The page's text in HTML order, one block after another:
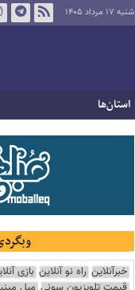
شنبه ۱۷ مرداد ۱۴۰۵
استان‌ها
خبرآنلاین راه نو آنلاین بازی